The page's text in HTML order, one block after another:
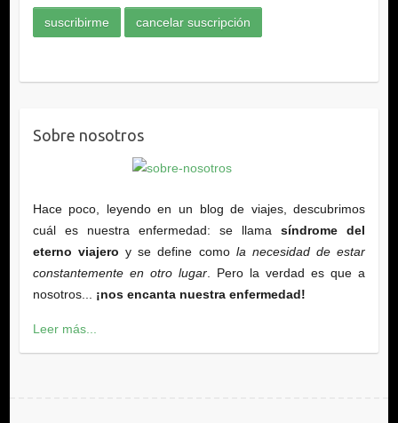
Sobre nosotros
Hace poco, leyendo en un blog de viajes, descubrimos
cuál es nuestra enfermedad: se llamasíndrome del
eterno viajero y se define como la necesidad de estar
constantemente en otro lugar. Pero la verdad es que a
nosotros... ¡nos encanta nuestra enfermedad!
Leer más...